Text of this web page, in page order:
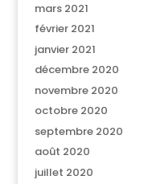
mars 2021
février 2021
janvier 2021
décembre 2020
novembre 2020
octobre 2020
septembre 2020
août 2020
juillet 2020